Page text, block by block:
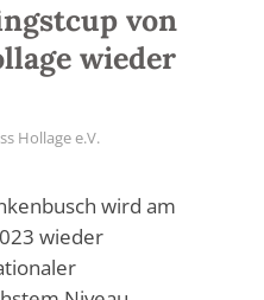
von
wieder
Hollage e.V.
wird am
wieder